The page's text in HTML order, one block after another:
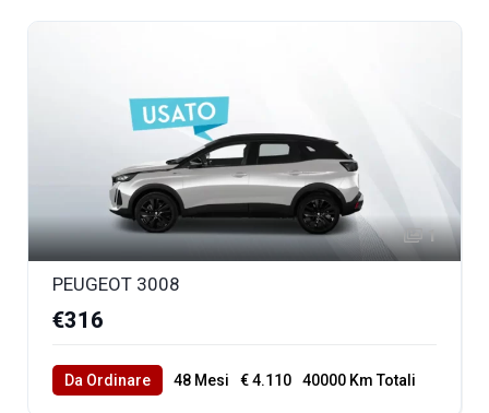
1
PEUGEOT 3008
€316
Da Ordinare 48 Mesi € 4.110 40000 Km Totali